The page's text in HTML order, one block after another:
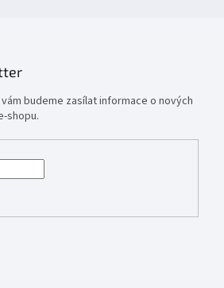
budeme zasílat informace o nových
shopu.